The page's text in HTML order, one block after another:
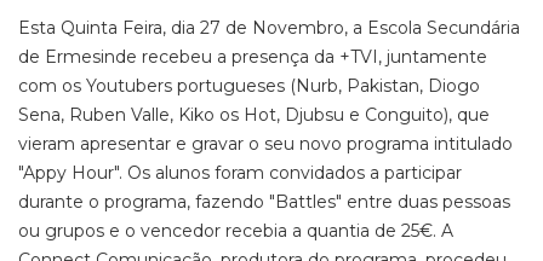
Esta Quinta Feira, dia 27 de Novembro, a Escola Secundária
de Ermesinde recebeu a presença da +TVI, juntamente
com os Youtubers portugueses (Nurb, Pakistan, Diogo
Sena, Ruben Valle, Kiko os Hot, Djubsu e Conguito), que
vieram apresentar e gravar o seu novo programa intitulado
"Appy Hour". Os alunos foram convidados a participar
durante o programa, fazendo "Battles" entre duas pessoas
ou grupos e o vencedor recebia a quantia de 25€. A